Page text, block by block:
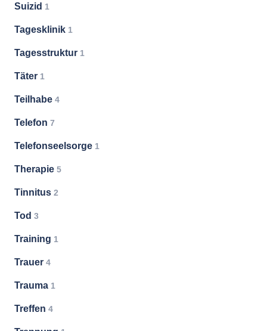
Suizid 1
Tagesklinik 1
Tagesstruktur 1
Täter 1
Teilhabe 4
Telefon 7
Telefonseelsorge 1
Therapie 5
Tinnitus 2
Tod 3
Training 1
Trauer 4
Trauma 1
Treffen 4